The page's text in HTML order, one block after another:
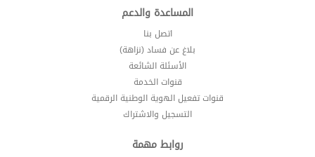
المساعدة والدعم
اتصل بنا
بلاغ عن فساد (نزاهة)
الأسئلة الشائعة
قنوات الخدمة
قنوات تفعيل الهوية الوطنية الرقمية
التسجيل والاشتراك
روابط مهمة